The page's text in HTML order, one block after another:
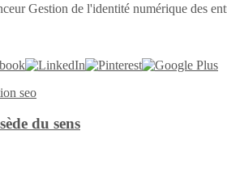
Gestion de l'identité numérique des
seo
du sens